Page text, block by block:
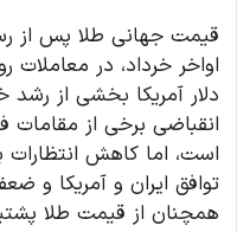
قیمت جهانی طلا پس از
اواخر خرداد، در معاملات
دلار آمریکا بخشی از
انقباضی برخی از مقامات
است، اما کاهش انتظارات
توافق ایران و آمریکا و
همچنان از قیمت طلا